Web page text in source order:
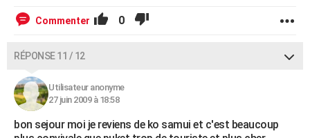
Commenter 0
RÉPONSE 11 / 12
Utilisateur anonyme
27 juin 2009 à 18:58
bon sejour moi je reviens de ko samui et c'est beaucoup